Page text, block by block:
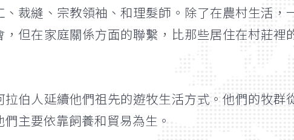
、裁縫、宗教領袖、和理髮師。除了在農村生活
，但在家庭關係方面的聯繫，比那些居住在村莊
拉伯人延續他們祖先的遊牧生活方式。他們的牧
主要依靠飼養和貿易為生。